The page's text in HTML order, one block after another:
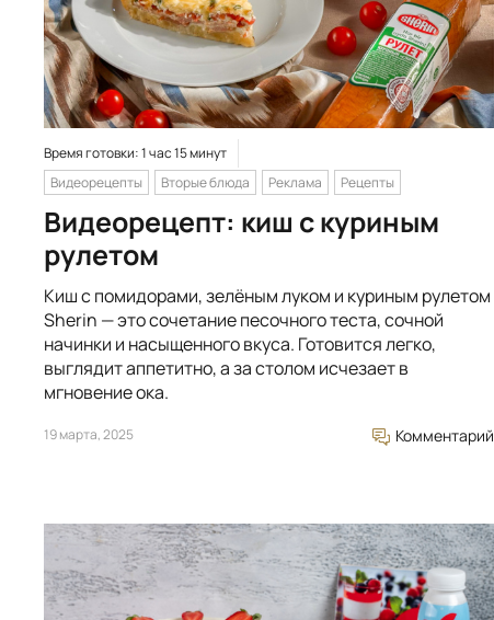
Время готовки: 1 час 15 минут
Видеорецепты
Вторые блюда Реклама Рецепты
Видеорецепт: киш с куриным
рулетом
Киш с помидорами, зелёным луком и куриным рулетом
Sherin — это сочетание песочного теста, сочной
начинки и насыщенного вкуса. Готовится легко,
выглядит аппетитно, а за столом исчезает в
мгновение ока.
19 марта, 2025 Комментарий